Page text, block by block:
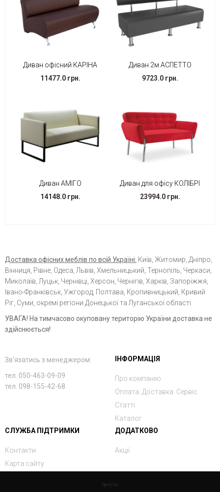
Диван офісний КАРІНА
11477.0 грн.
Диван 2м АСПЕТТО
9723.0 грн.
Диван АМІГО
14148.0 грн.
Диван для офісу КОЛІБРІ
23994.0 грн.
Доставка офісних меблів по всій Україні: Київ, Житомир, Дніпро,
Вінниця, Рівне, Одеса, Львів, Хмельницький, Тернопіль, Черкаси,
Миколаїв, Луцьк, Чернівці, Херсон, Чернігів, Харків, Запоріжжя,
Івано-Франківськ, Ужгород, Полтава, Кропивницький, Кривий
Ріг, Суми, окремі регіони Донецької та Луганської області.
УВАГА! На тимчасово окуповану територію України доставка не
здійснюється!
Зв'язатись з менеджером:
тел. 050-463-09-09
тел. 098-155-42-68
ІНФОРМАЦІЯ
Про компанію
Оплата. Доставка. Сервіс
Статті
Каталог
СЛУЖБА ПІДТРИМКИ
Контакти
Карта сайту
ДОДАТКОВО
Акції
OpenCart